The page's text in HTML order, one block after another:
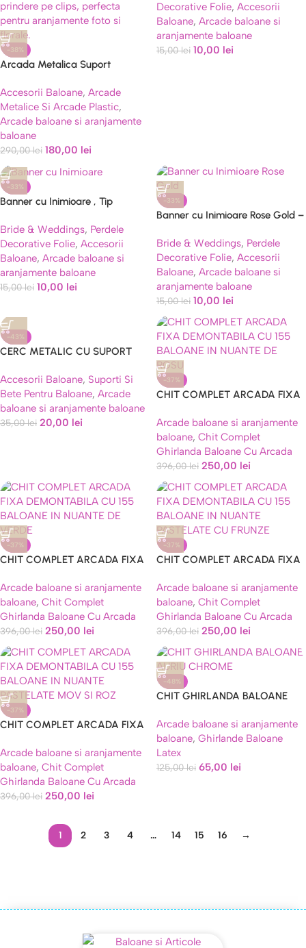
-38%
Arcada Metalica Suport
cm
Accesorii Baloane, Arcade
Metalice Si Arcade Plastic,
Arcade baloane si aranjamente
baloane
290,00lei 180,00 lei
Decorative Folie, Accesorii
Baloane, Arcade baloane si
aranjamente baloane
15,00lei 10,00 lei
-33%
Banner cu Inimioare , Tip
Inclusa, Auriu/Alb
Bride & Weddings, Perdele
Decorative Folie, Accesorii
Baloane, Arcade baloane si
aranjamente baloane
15,00lei 10,00 lei
-33%
Banner cu Inimioare Rose Gold –
Efect Oglindă și Glitter
Bride & Weddings, Perdele
Decorative Folie, Accesorii
Baloane, Arcade baloane si
aranjamente baloane
15,00lei 10,00 lei
-43%
CERC METALIC CU SUPORT
Accesorii Baloane, Suporti Si
Bete Pentru Baloane, Arcade
baloane si aranjamente baloane
35,00lei 20,00 lei
-37%
CHIT COMPLET ARCADA FIXA
BALOANE IN NUANTE DE ROSU
, AURIU CHROME ,
TRANSPARENTE CU CONFETTI
AURII
Arcade baloane si aranjamente
baloane, Chit Complet
Ghirlanda Baloane Cu Arcada
396,00lei 250,00 lei
-37%
CHIT COMPLET ARCADA FIXA
BALOANE IN NUANTE DE VERDE
, BEJ , AURIU CHROME ,
TRANSPARENTE CU CONFETTI
AURII SI FRUNZE
Arcade baloane si aranjamente
baloane, Chit Complet
Ghirlanda Baloane Cu Arcada
396,00lei 250,00 lei
-37%
CHIT COMPLET ARCADA FIXA
BALOANE IN NUANTE
PASTELATE CU FRUNZE
Arcade baloane si aranjamente
baloane, Chit Complet
Ghirlanda Baloane Cu Arcada
396,00lei 250,00 lei
-37%
CHIT COMPLET ARCADA FIXA
BALOANE IN NUANTE
PASTELATE MOV SI ROZ
Arcade baloane si aranjamente
baloane, Chit Complet
Ghirlanda Baloane Cu Arcada
396,00lei 250,00 lei
-48%
CHIT GHIRLANDA BALOANE
MARMORAT
Arcade baloane si aranjamente
baloane, Ghirlande Baloane
Latex
125,00lei 65,00 lei
1 2 3 4 … 14 15 16 →